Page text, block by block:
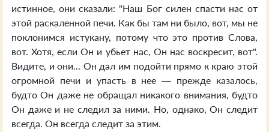
истинное, они сказали: "Наш Бог силен спасти нас от
этой раскаленной печи. Как бы там ни было, вот, мы не
поклонимся истукану, потому что это против Слова,
вот. Хотя, если Он и убьет нас, Он нас воскресит, вот".
Видите, и они... Он дал им подойти прямо к краю этой
огромной печи и упасть в нее — прежде казалось,
будто Он даже не обращал никакого внимания, будто
Он даже и не следил за ними. Но, однако, Он следит
всегда. Он всегда следит за этим.